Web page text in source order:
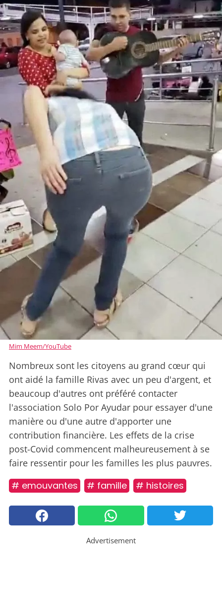
Mim Meem/YouTube
Nombreux sont les citoyens au grand cœur qui
ont aidé la famille Rivas avec un peu d'argent, et
beaucoup d'autres ont préféré contacter
l'association Solo Por Ayudar pour essayer d'une
manière ou d'une autre d'apporter une
contribution financière. Les effets de la crise
post-Covid commencent malheureusement à se
faire ressentir pour les familles les plus pauvres.
# emouvantes # famille # histoires
Advertisement